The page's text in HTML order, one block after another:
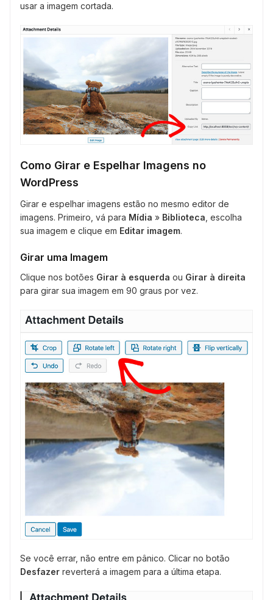
usar a imagem cortada.
Como Girar e Espelhar Imagens no
WordPress
Girar e espelhar imagens estão no mesmo editor de
imagens. Primeiro, vá para Mídia » Biblioteca , escolha
sua imagem e clique em Editar imagem.
Girar uma Imagem
Clique nos botões Girar à esquerda ou Girar à direita
para girar sua imagem em 90 graus por vez.
Se você errar, não entre em pânico. Clicar no botão
Desfazer reverterá a imagem para a última etapa.